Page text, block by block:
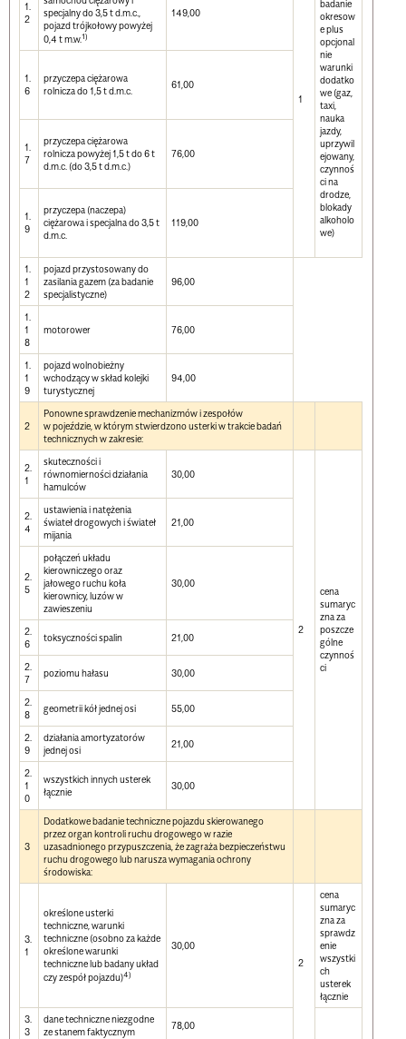
1
badanie
okresow
e plus
opcjonal
nie
warunki
dodatko
we (gaz,
taxi,
nauka
jazdy,
uprzywil
ejowany,
czynnoś
ci na
drodze,
blokady
alkoholo
we)
1.
2
specjalny do 3,5 t d.m.c.,
pojazd trójkołowy powyżej
0,4 t m.w.1)
149,00
1.
6
przyczepa ciężarowa
rolnicza do 1,5 t d.m.c.
61,00
1.
7
przyczepa ciężarowa
rolnicza powyżej 1,5 t do 6 t
d.m.c. (do 3,5 t d.m.c.)
76,00
1.
9
przyczepa (naczepa)
ciężarowa i specjalna do 3,5 t
d.m.c.
119,00
1.
1
2
pojazd przystosowany do
zasilania gazem (za badanie
specjalistyczne)
96,00
1.
1
8
motorower 76,00
1.
1
9
pojazd wolnobieżny
wchodzący w skład kolejki
turystycznej
94,00
2
Ponowne sprawdzenie mechanizmów i zespołów
w pojeździe, w którym stwierdzono usterki w trakcie badań
technicznych w zakresie:
2.
1
skuteczności i
równomierności działania
hamulców
30,00
2
cena
sumaryc
zna za
poszcze
gólne
czynnoś
ci
2.
4
ustawienia i natężenia
świateł drogowych i świateł
mijania
21,00
2.
5
połączeń układu
kierowniczego oraz
jałowego ruchu koła
kierownicy, luzów w
zawieszeniu
30,00
2.
6
toksyczności spalin 21,00
2.
7
poziomu hałasu 30,00
2.
8
geometrii kół jednej osi 55,00
2.
9
działania amortyzatorów
jednej osi
21,00
2.
1
0
wszystkich innych usterek
łącznie
30,00
3
Dodatkowe badanie techniczne pojazdu skierowanego
przez organ kontroli ruchu drogowego w razie
uzasadnionego przypuszczenia, że zagraża bezpieczeństwu
ruchu drogowego lub narusza wymagania ochrony
środowiska:
3.
1
określone usterki
techniczne, warunki
techniczne (osobno za każde
określone warunki
techniczne lub badany układ
czy zespół pojazdu)4)
30,00
2
cena
sumaryc
zna za
sprawdz
enie
wszystki
ch
usterek
łącznie
3.
3
dane techniczne niezgodne
ze stanem faktycznym
78,00